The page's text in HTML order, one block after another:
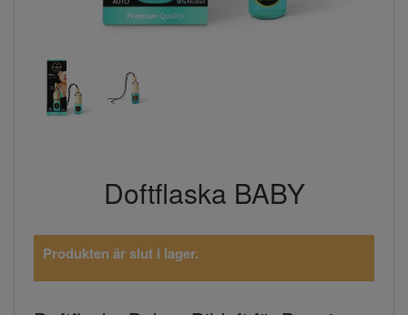
Doftflaska BABY
Produkten är slut i lager.